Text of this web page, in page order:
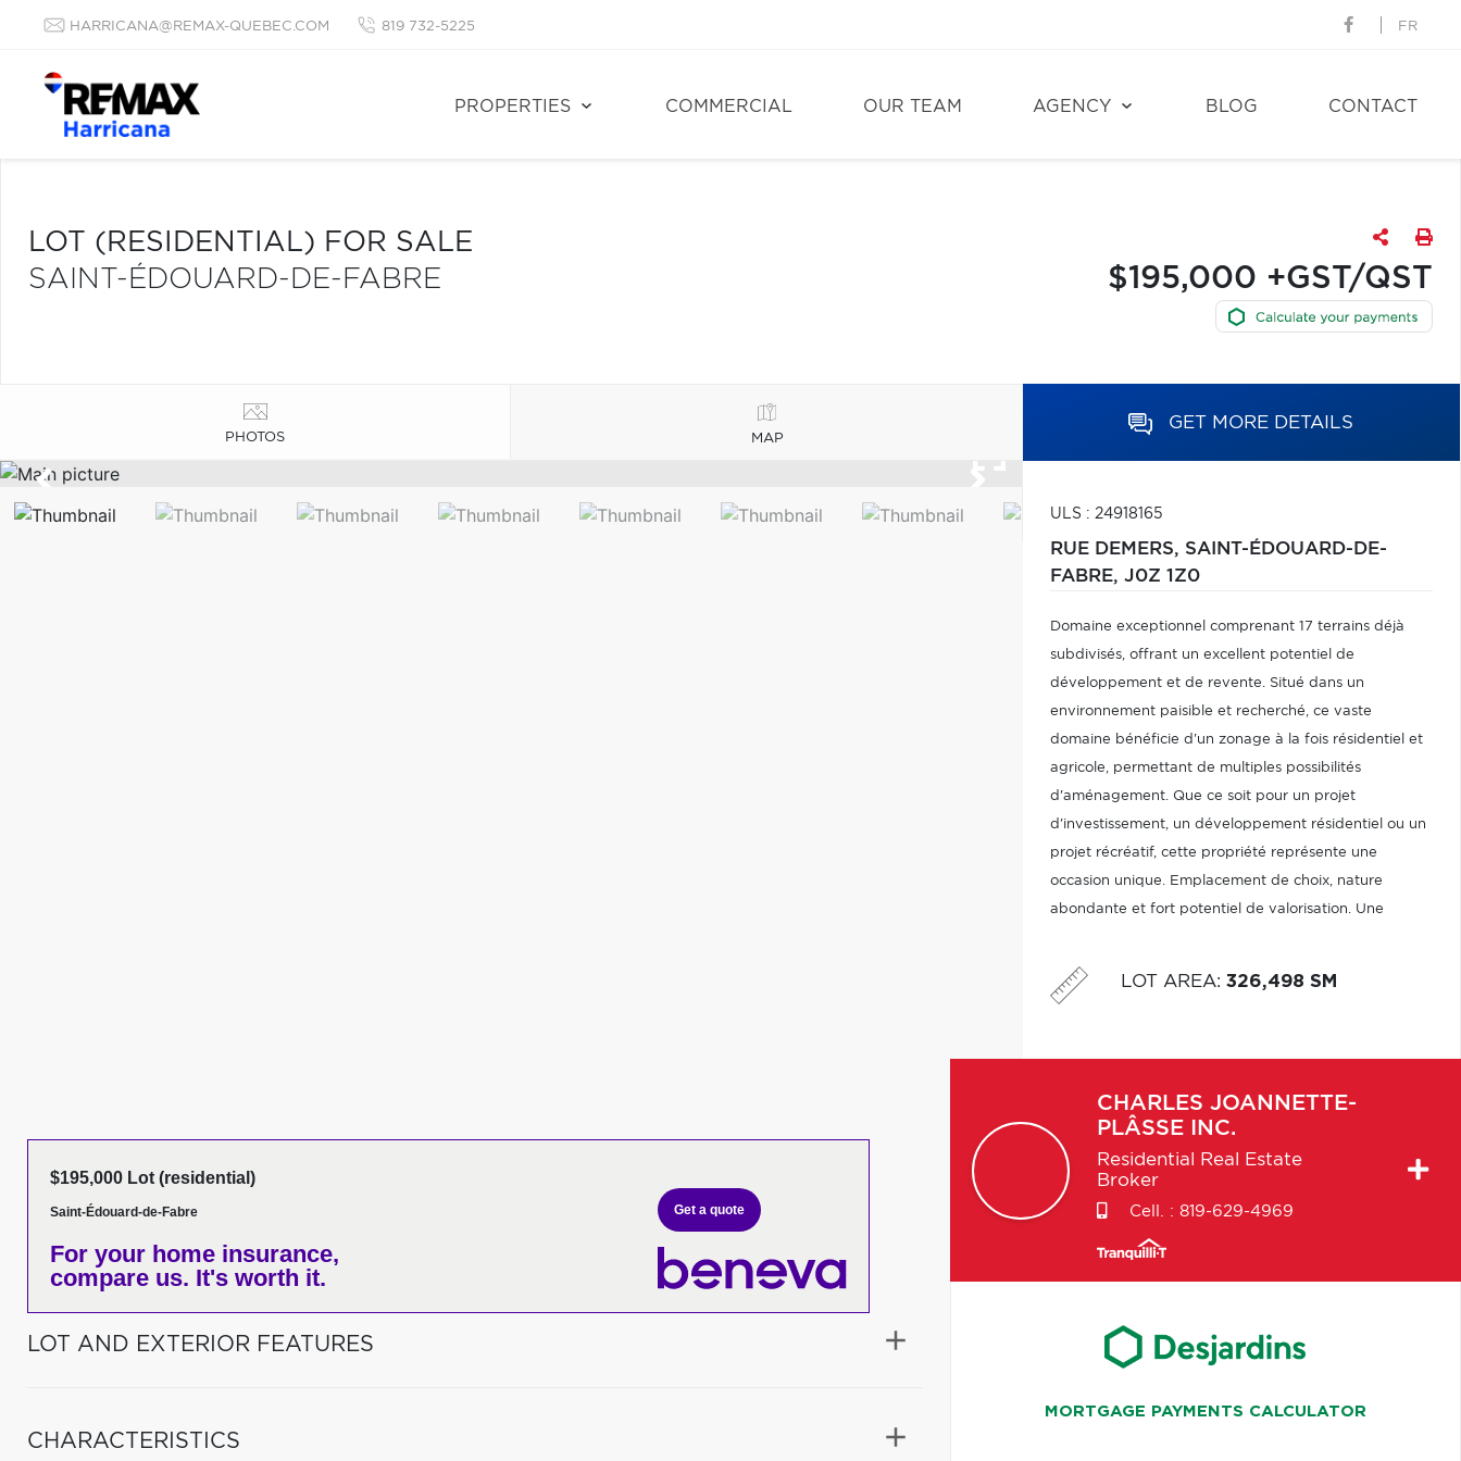
HARRICANA@REMAX-QUEBEC.COM 819 732-5225 FR
PROPERTIES COMMERCIAL OUR TEAM AGENCY BLOG CONTACT
LOT (RESIDENTIAL) FOR SALE
SAINT-ÉDOUARD-DE-FABRE
$195,000 +GST/QST
PHOTOS MAP
GET MORE DETAILS
ULS : 24918165
RUE DEMERS, SAINT-ÉDOUARD-DE-
FABRE, J0Z 1Z0
Domaine exceptionnel comprenant 17 terrains déjà
subdivisés, offrant un excellent potentiel de
développement et de revente. Situé dans un
environnement paisible et recherché, ce vaste
domaine bénéficie d'un zonage à la fois résidentiel et
agricole, permettant de multiples possibilités
d'aménagement. Que ce soit pour un projet
d'investissement, un développement résidentiel ou un
projet récréatif, cette propriété représente une
occasion unique. Emplacement de choix, nature
abondante et fort potentiel de valorisation. Une
LOT AREA: 326,498 SM
$195,000 Lot (residential)
Saint-Édouard-de-Fabre
For your home insurance,
compare us. It's worth it.
Get a quote
LOT AND EXTERIOR FEATURES
CHARACTERISTICS
CHARLES JOANNETTE-
PLÂSSE INC.
Residential Real Estate
Broker
Cell. : 819-629-4969
MORTGAGE PAYMENTS CALCULATOR